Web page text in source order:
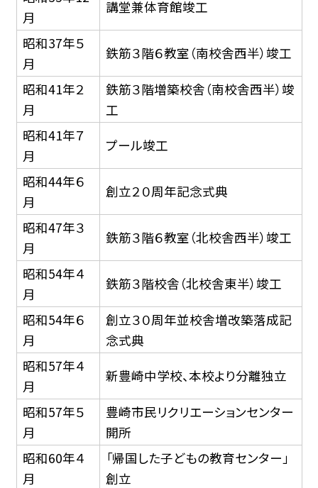
月
講堂兼体育館竣工
昭和37年５
月
鉄筋３階６教室（南校舎西半）竣工
昭和41年２
月
鉄筋３階増築校舎（南校舎西半）竣
工
昭和41年７
月
プール竣工
昭和44年６
月
創立２０周年記念式典
昭和47年３
月
鉄筋３階６教室（北校舎西半）竣工
昭和54年４
月
鉄筋３階校舎（北校舎東半）竣工
昭和54年６
月
創立３０周年並校舎増改築落成記
念式典
昭和57年４
月
新豊崎中学校、本校より分離独立
昭和57年５
月
豊崎市民リクリエーションセンター
開所
昭和60年４
月
「帰国した子どもの教育センター」
創立